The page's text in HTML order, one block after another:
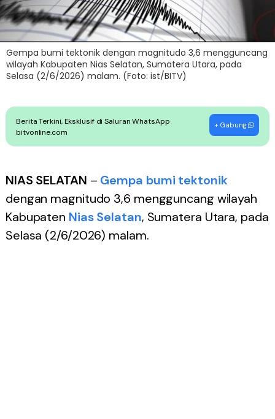
Gempa bumi tektonik dengan magnitudo 3,6 mengguncang
wilayah Kabupaten Nias Selatan, Sumatera Utara, pada
Selasa (2/6/2026) malam. (Foto: ist/BITV)
Berita Terkini, Eksklusif di Saluran WhatsApp
bitvonline.com
+ Gabung
NIAS SELATAN – Gempa bumi tektonik
dengan magnitudo 3,6 mengguncang wilayah
Kabupaten Nias Selatan, Sumatera Utara, pada
Selasa (2/6/2026) malam.